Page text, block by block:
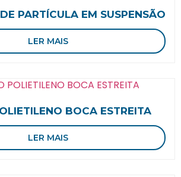
PARTÍCULA EM SUSPENSÃO
LER MAIS
BOCA ESTREITA
LER MAIS